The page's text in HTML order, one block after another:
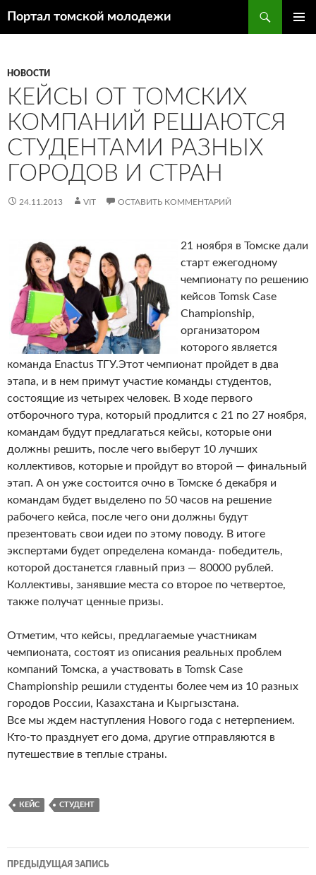
Портал томской молодежи
НОВОСТИ
КЕЙСЫ ОТ ТОМСКИХ
КОМПАНИЙ РЕШАЮТСЯ
СТУДЕНТАМИ РАЗНЫХ
ГОРОДОВ И СТРАН
24.11.2013 VIT ОСТАВИТЬ КОММЕНТАРИЙ
21 ноября в Томске дали
старт ежегодному
чемпионату по решению
кейсов Tomsk Case
Championship,
организатором
которого является
команда Enactus ТГУ.Этот чемпионат пройдет в два
этапа, и в нем примут участие команды студентов,
состоящие из четырех человек. В ходе первого
отборочного тура, который продлится с 21 по 27 ноября,
командам будут предлагаться кейсы, которые они
должны решить, после чего выберут 10 лучших
коллективов, которые и пройдут во второй — финальный
этап. А он уже состоится очно в Томске 6 декабря и
командам будет выделено по 50 часов на решение
рабочего кейса, после чего они должны будут
презентовать свои идеи по этому поводу. В итоге
экспертами будет определена команда- победитель,
которой достанется главный приз — 80000 рублей.
Коллективы, занявшие места со второе по четвертое,
также получат ценные призы.
Отметим, что кейсы, предлагаемые участникам
чемпионата, состоят из описания реальных проблем
компаний Томска, а участвовать в Tomsk Case
Championship решили студенты более чем из 10 разных
городов России, Казахстана и Кыргызстана.
Все мы ждем наступления Нового года с нетерпением.
Кто-то празднует его дома, другие отправляются в
путешествие в теплые страны.
КЕЙС СТУДЕНТ
ПРЕДЫДУЩАЯ ЗАПИСЬ